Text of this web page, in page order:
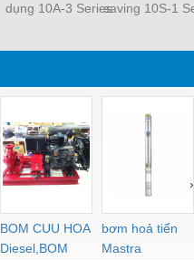
dụng 10A-3 Seriessaving 10S-1
BOM CUU HOA
Diesel,BOM
bơm hoả tiển
Mastra
›